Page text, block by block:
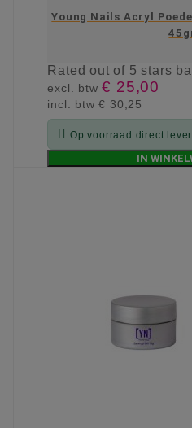
Young Nails Acryl
Ratedout of 5 stars
excl. btw€ 25,00
incl. btw€ 30,25
 Op voorraad direct
IN